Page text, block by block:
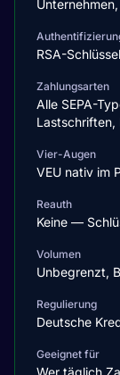
RSA-
Zahlungsarten
Alle SEPA-
Lastschriften,
Vier-Augen
VEU nativ im
Reauth
Keine —
Volumen
Unbegrenzt,
Regulierung
Deutsche
Geeignet für
Wer täglich